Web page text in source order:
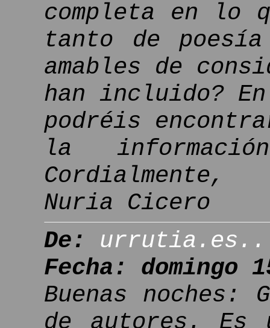
completa en lo
tanto de
amables de
han incluido?
podréis
la
Cordialmente,
Nuria Cicero
De:
Fecha: domingo
Buenas
de autores. Es